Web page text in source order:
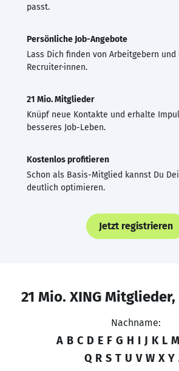
passt.
Persönliche Job-Angebote
Lass Dich finden von Arbeitgebern und
Recruiter·innen.
21 Mio. Mitglieder
Knüpf neue Kontakte und erhalte
besseres Job-Leben.
Kostenlos profitieren
Schon als Basis-Mitglied kannst Du
deutlich optimieren.
Jetzt registrieren
21 Mio. XING
Nachname:
A B C D E F G H I J K L M
Q R S T U V W X Y